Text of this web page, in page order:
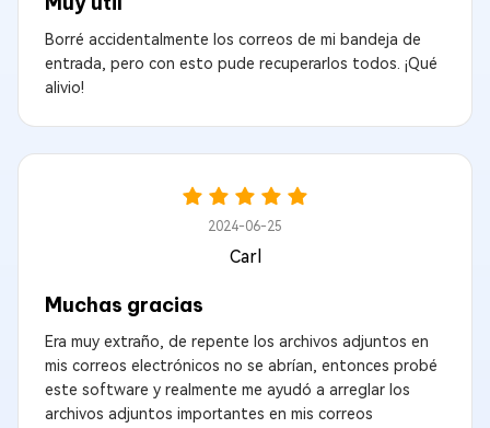
Borré accidentalmente los correos de mi bandeja de
entrada, pero con esto pude recuperarlos todos. ¡Qué
alivio!
2024-06-25
Carl
Muchas gracias
Era muy extraño, de repente los archivos adjuntos en
mis correos electrónicos no se abrían, entonces probé
este software y realmente me ayudó a arreglar los
archivos adjuntos importantes en mis correos